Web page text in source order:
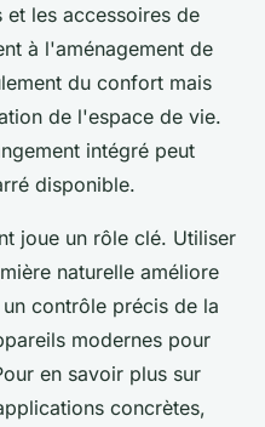
et les accessoires de
à l'aménagement de
du confort mais
de l'espace de vie.
intégré peut
disponible.
joue un rôle clé. Utiliser
naturelle améliore
contrôle précis de la
modernes pour
en savoir plus sur
concrètes,